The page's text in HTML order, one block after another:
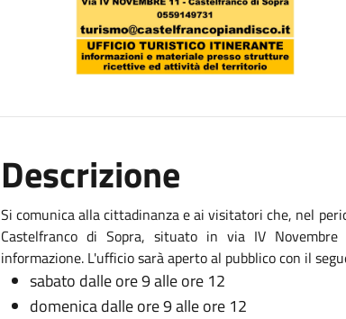
Descrizione
Si comunica alla cittadinanza e ai visitatori che, nel
Castelfranco di Sopra, situato in via IV
informazione. L'ufficio sarà aperto al pubblico con il
sabato dalle ore 9 alle ore 12
domenica dalle ore 9 alle ore 12